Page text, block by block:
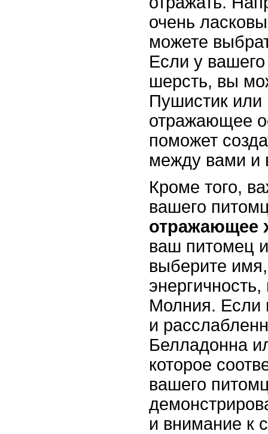
очень
можете
Если у
шерсть, вы
Пушистик
отражающее
поможет
между вами и
Кроме того,
вашего
отражающее
ваш питомец
выберите имя,
Молния. Если
и
Белладонна
которое
вашего
и внимание к